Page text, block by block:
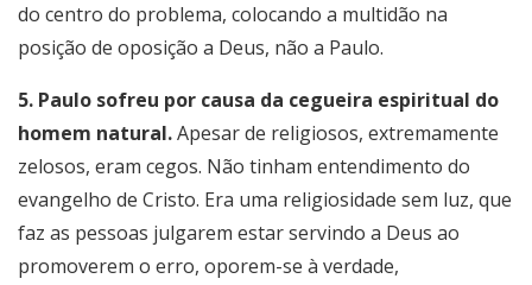
do centro do problema, colocando a multidão na
posição de oposição a Deus, não a Paulo.
5. Paulo sofreu por causa da cegueira espiritual do
homem natural.Apesar de religiosos, extremamente
zelosos, eram cegos. Não tinham entendimento do
evangelho de Cristo. Era uma religiosidade sem luz, que
faz as pessoas julgarem estar servindo a Deus ao
promoverem o erro, oporem-se à verdade,